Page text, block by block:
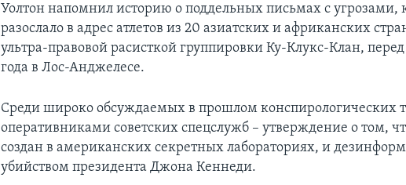
Уолтон напомнил историю о поддельных письмах с угрозами,
разослало в адрес атлетов из 20 азиатских и африканских
ультра-правовой расисткой группировки Ку-Клукс-Клан,
года в Лос-Анджелесе.
Среди широко обсуждаемых в прошлом конспирологических
оперативниками советских спецслужб – утверждение о том,
создан в американских секретных лабораториях, и
убийством президента Джона Кеннеди.